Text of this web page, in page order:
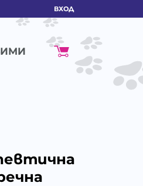
ВХОД